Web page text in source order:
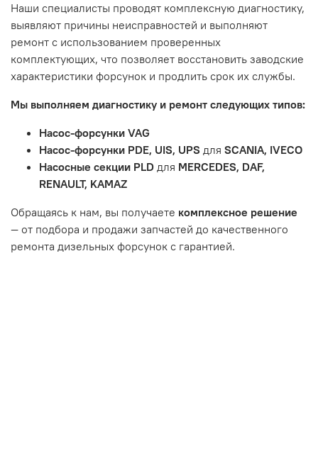
Гарантия не распространяется на следующие случаи:
Истек гарантийный срок.
Товар является расходным материалом, который
тормозные колодки, диски сцепления, свечи зажигания
Неисправности вызваны ДТП, неправильной установкой
или чрезмерным износом.
Неисправность топливной системы или системы
впуска/выпуска.
Наши специалисты проводят комплексную диагностику,
выявляют причины неисправностей и выполняют
ремонт с использованием проверенных
комплектующих, что позволяет восстановить заводские
характеристики форсунок и продлить срок их службы.
Мы выполняем диагностику и ремонт следующих типов:
Насос-форсунки VAG
Насос-форсунки PDE, UIS, UPS для SCANIA, IVECO
Насосные секции PLD для MERCEDES, DAF,
RENAULT, KAMAZ
Обращаясь к нам, вы получаете комплексное решение
— от подбора и продажи запчастей до качественного
ремонта дизельных форсунок с гарантией.